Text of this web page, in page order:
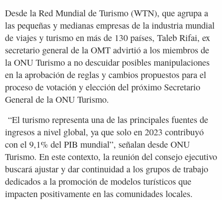
Desde la Red Mundial de Turismo (WTN), que agrupa a
las pequeñas y medianas empresas de la industria mundial
de viajes y turismo en más de 130 países, Taleb Rifai, ex
secretario general de la OMT advirtió a los miembros de
la ONU Turismo a no descuidar posibles manipulaciones
en la aprobación de reglas y cambios propuestos para el
proceso de votación y elección del próximo Secretario
General de la ONU Turismo.
“El turismo representa una de las principales fuentes de
ingresos a nivel global, ya que solo en 2023 contribuyó
con el 9,1% del PIB mundial”, señalan desde ONU
Turismo. En este contexto, la reunión del consejo ejecutivo
buscará ajustar y dar continuidad a los grupos de trabajo
dedicados a la promoción de modelos turísticos que
impacten positivamente en las comunidades locales.